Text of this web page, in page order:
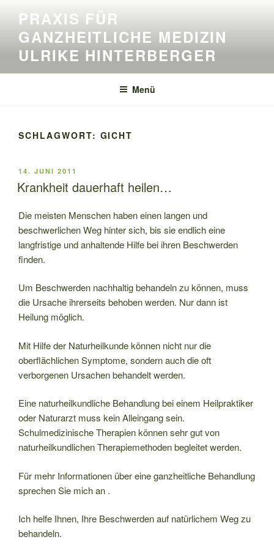
springen
PRAXIS FÜR
GANZHEITLICHE MEDIZIN
ULRIKE HINTERBERGER
Menü
SCHLAGWORT: GICHT
VERÖFFENTLICHT
AM
14. JUNI 2011
Krankheit dauerhaft heilen…
Die meisten Menschen haben einen langen und
beschwerlichen Weg hinter sich, bis sie endlich eine
langfristige und anhaltende Hilfe bei ihren Beschwerden
finden.
Um Beschwerden nachhaltig behandeln zu können, muss
die Ursache ihrerseits behoben werden. Nur dann ist
Heilung möglich.
Mit Hilfe der Naturheilkunde können nicht nur die
oberflächlichen Symptome, sondern auch die oft
verborgenen Ursachen behandelt werden.
Eine naturheilkundliche Behandlung bei einem Heilpraktiker
oder Naturarzt muss kein Alleingang sein.
Schulmedizinische Therapien können sehr gut von
naturheilkundlichen Therapiemethoden begleitet werden.
Für mehr Informationen über eine ganzheitliche Behandlung
sprechen Sie mich an .
Ich helfe Ihnen, Ihre Beschwerden auf natürlichem Weg zu
behandeln.